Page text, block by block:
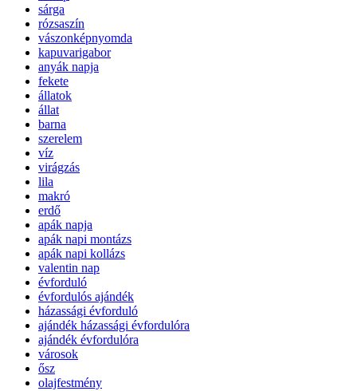
sárga
rózsaszín
vászonképnyomda
kapuvarigabor
anyák napja
fekete
állatok
állat
barna
szerelem
víz
virágzás
lila
makró
erdő
apák napja
apák napi montázs
apák napi kollázs
valentin nap
évforduló
évfordulós ajándék
házassági évforduló
ajándék házassági évfordulóra
ajándék évfordulóra
városok
ősz
olajfestmény